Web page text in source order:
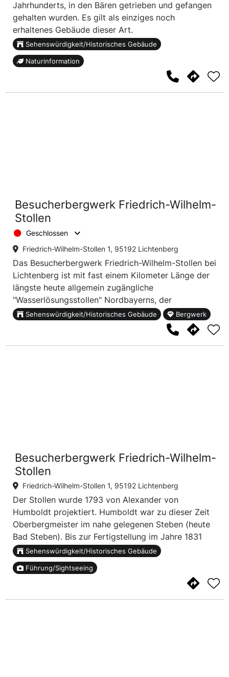
Jahrhunderts, in den Bären getrieben und gefangen
gehalten wurden. Es gilt als einziges noch
erhaltenes Gebäude dieser Art.
Sehenswürdigkeit/Historisches Gebäude
Naturinformation
Besucherbergwerk Friedrich-Wilhelm-
Stollen
Geschlossen
Friedrich-Wilhelm-Stollen 1, 95192 Lichtenberg
Das Besucherbergwerk Friedrich-Wilhelm-Stollen bei
Lichtenberg ist mit fast einem Kilometer Länge der
längste heute allgemein zugängliche
"Wasserlösungsstollen" Nordbayerns, der
gleichzeitig als Untersuchungsstollen diente.
Namensgeber für dieses Bergwerk war der zu dieser
Zeit regierende preußische König Friedrich Wilhelm.
Sehenswürdigkeit/Historisches Gebäude Bergwerk
Besucherbergwerk Friedrich-Wilhelm-
Stollen
Friedrich-Wilhelm-Stollen 1, 95192 Lichtenberg
Der Stollen wurde 1793 von Alexander von
Humboldt projektiert. Humboldt war zu dieser Zeit
Oberbergmeister im nahe gelegenen Steben (heute
Bad Steben). Bis zur Fertigstellung im Jahre 1831
vergingen 38 Jahre. Der Stollen erreichte eine
Länge von 975 m.
Sehenswürdigkeit/Historisches Gebäude
Führung/Sightseeing